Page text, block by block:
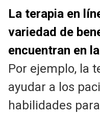
La terapia en
variedad de
encuentran en
Por ejemplo, la
ayudar a los
habilidades